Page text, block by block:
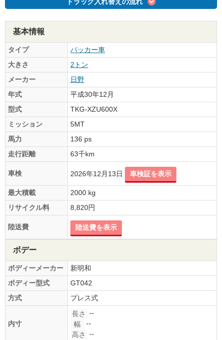
基本情報
タイプ
パッカー車
大きさ
2トン
メーカー
日野
年式
平成30年12月
型式
TKG-XZU600X
ミッション
5MT
馬力
136 ps
走行距離
63千km
車検 2026年12月13日 車検証を表示
最大積載
2000 kg
リサイクル料
8,820円
陸送費 陸送費を表示
ボデー
ボディーメーカー
新明和
ボディー型式
GT042
方式
プレス式
内寸
長さ
--
幅
--
高さ
--